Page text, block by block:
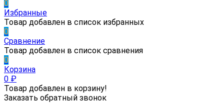
0
Избранные
Товар добавлен в список избранных
0
Сравнение
Товар добавлен в список сравнения
0
Корзина
0 ₽
Товар добавлен в корзину!
Заказать обратный звонок